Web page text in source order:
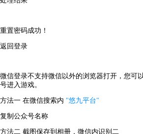
重置密码成功！
返回登录
微信登录不支持微信以外的浏览器打开，您可
号进入游戏。
方法一 在微信搜索内 "悠九平台"
复制公众号名称
方法二 截图保存到相册，微信内识别二